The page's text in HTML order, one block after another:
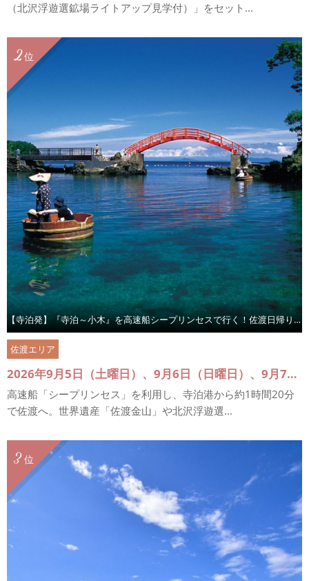
（北沢浮遊選鉱場ライトアップ見学付）」をセット...
位
2
【寺泊発】『寺泊～小木』を高速船シープリンセスで行く！佐渡日帰りツアー
佐渡エリア
2026年9月5日（土曜日）、9月6日（日曜日）、9月7日（月曜日）
高速船「シープリンセス」を利用し、寺泊港から約1時間20分
で佐渡へ。世界遺産「佐渡金山」や北沢浮遊選...
位
3